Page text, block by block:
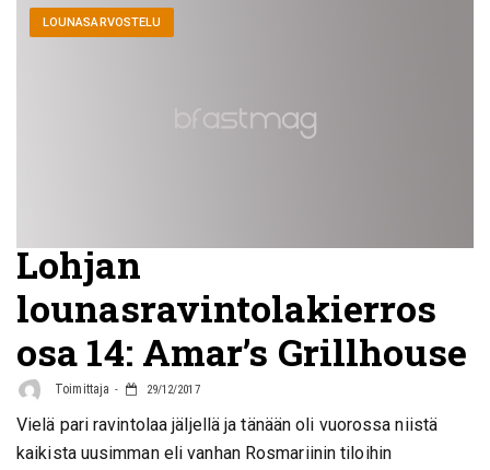
LOUNASARVOSTELU
Lohjan
lounasravintolakierros
osa 14: Amar’s Grillhouse
Toimittaja 29/12/2017
Vielä pari ravintolaa jäljellä ja tänään oli vuorossa niistä
kaikista uusimman eli vanhan Rosmariinin tiloihin